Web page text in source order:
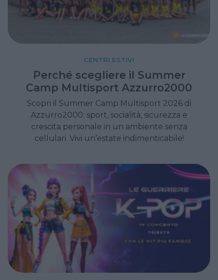
CENTRI ESTIVI
Perché scegliere il Summer
Camp Multisport Azzurro2000
Scopri il Summer Camp Multisport 2026 di
Azzurro2000: sport, socialità, sicurezza e
crescita personale in un ambiente senza
cellulari. Vivi un’estate indimenticabile!